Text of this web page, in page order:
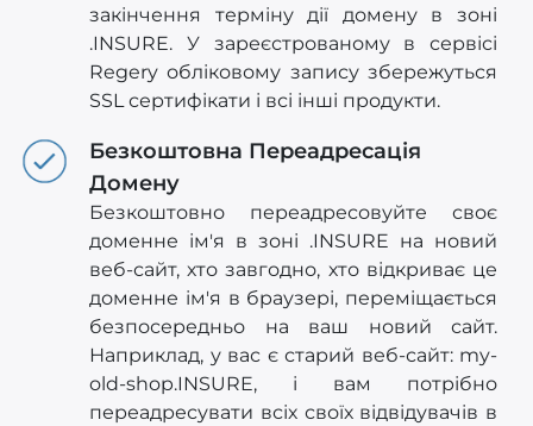
закінчення терміну дії домену в зоні
.INSURE. У зареєстрованому в сервісі
Regery обліковому запису збережуться
SSL сертифікати і всі інші продукти.
Безкоштовна Переадресація
Домену
Безкоштовно переадресовуйте своє
доменне ім'я в зоні .INSURE на новий
веб-сайт, хто завгодно, хто відкриває це
доменне ім'я в браузері, переміщається
безпосередньо на ваш новий сайт.
Наприклад, у вас є старий веб-сайт: my-
old-shop.INSURE, і вам потрібно
переадресувати всіх своїх відвідувачів в